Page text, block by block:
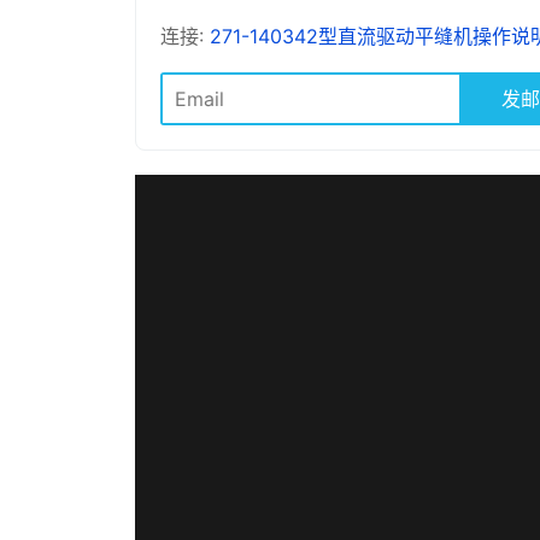
连接: 271-140342型直流驱动平缝机操作说
发